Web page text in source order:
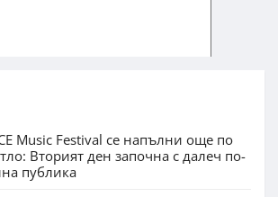
Music Festival се напълни още по
Вторият ден започна с далеч по-
публика